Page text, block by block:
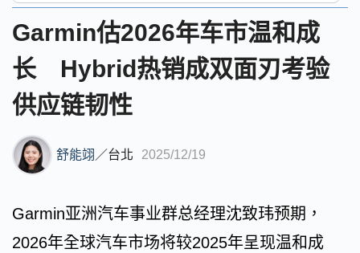
Garmin估2026年车市温和成
长 Hybrid热销成双面刃考验
供应链韧性
舒能翊 ／台北 2025/12/19
Garmin亚洲汽车事业群总经理沈致玮预期，
2026年全球汽车市场将较2025年呈现温和成